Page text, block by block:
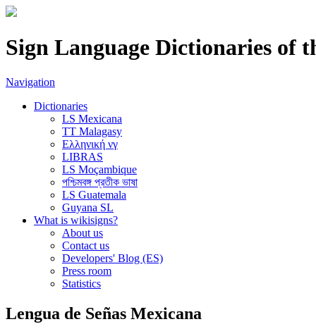
Sign Language Dictionaries of
Navigation
Dictionaries
LS Mexicana
TT Malagasy
Ελληνική νγ
LIBRAS
LS Moçambique
পশ্চিমবঙ্গ প্রতীক ভাষা
LS Guatemala
Guyana SL
What is wikisigns?
About us
Contact us
Developers' Blog (ES)
Press room
Statistics
Lengua de Señas Mexicana